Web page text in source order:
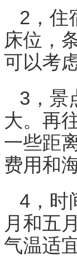
2，住
床位，
可以考
3，景
大。再
一些距
费用和
4，时
月和五
气温适